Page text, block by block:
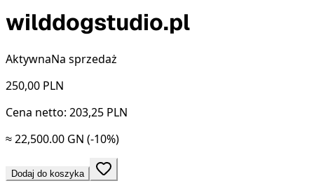
wilddogstudio.pl
AktywnaNa sprzedaż
250,00 PLN
Cena netto: 203,25 PLN
≈ 22,500.00 GN (-10%)
Dodaj do koszyka